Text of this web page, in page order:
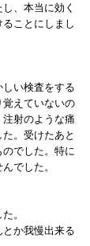
、本当に効く
ことにしまし
い検査をする
えていないの
射のような痛
。受けたあと
でした。特に
でした。
。
か我慢出来る